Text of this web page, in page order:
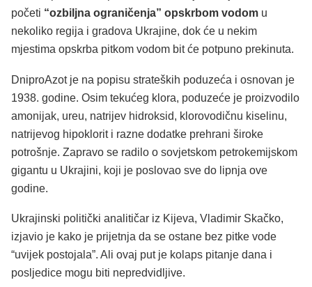
početi “ozbiljna ograničenja” opskrbom vodom u
nekoliko regija i gradova Ukrajine, dok će u nekim
mjestima opskrba pitkom vodom bit će potpuno prekinuta.
DniproAzot je na popisu strateških poduzeća i osnovan je
1938. godine. Osim tekućeg klora, poduzeće je proizvodilo
amonijak, ureu, natrijev hidroksid, klorovodičnu kiselinu,
natrijevog hipoklorit i razne dodatke prehrani široke
potrošnje. Zapravo se radilo o sovjetskom petrokemijskom
gigantu u Ukrajini, koji je poslovao sve do lipnja ove
godine.
Ukrajinski politički analitičar iz Kijeva, Vladimir Skačko,
izjavio je kako je prijetnja da se ostane bez pitke vode
“uvijek postojala”. Ali ovaj put je kolaps pitanje dana i
posljedice mogu biti nepredvidljive.